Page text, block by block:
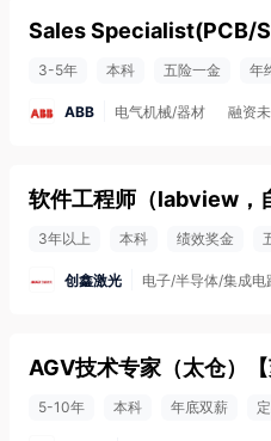
3-5年 本科 五险一金 年
ABB 电气机械/器材 融资
软件工程师（labview，
3年以上 本科 绩效奖金
创鑫激光 电子/半导体/集成电
AGV技术专家（太仓） 【
5-10年 本科 年底双薪